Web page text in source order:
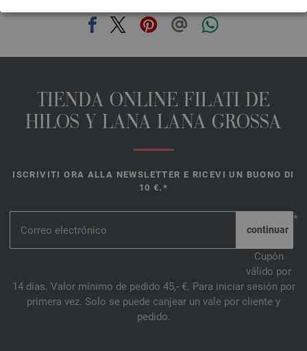
TIENDA ONLINE FILATI DE
HILOS Y LANA LANA GROSSA
ISCRIVITI ORA ALLA NEWSLETTER E RICEVI UN BUONO DI
10 €.*
*
Cupón
válido por
14 días. Valor mínimo de pedido 45,- €. Para iniciar sesión por
primera vez. Solo se puede canjear un vale por cliente y
pedido.